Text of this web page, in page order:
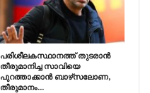
പരിശീലകസ്ഥാനത്ത് തുടരാൻ
തീരുമാനിച്ച സാവിയെ
പുറത്താക്കാൻ ബാഴ്‌സലോണ,
തീരുമാനം…